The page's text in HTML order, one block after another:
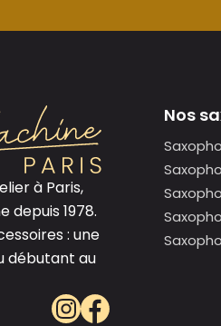
à Paris,
depuis 1978.
: une
débutant au
Nos